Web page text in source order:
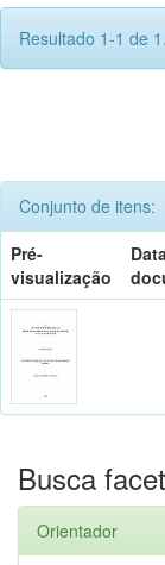
Resultado 1-1 de 1.
Conjunto de itens:
Pré-
visualização
Busca
Orientador